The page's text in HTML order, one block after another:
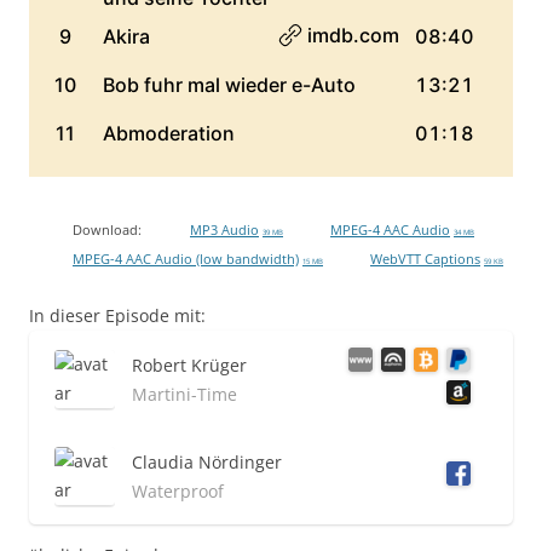
Download: MP3 Audio 39 MB MPEG-4 AAC Audio 34 MB
MPEG-4 AAC Audio (low bandwidth) 15 MB WebVTT Captions 59 KB
In dieser Episode mit:
Robert Krüger
Martini-Time
Claudia Nördinger
Waterproof